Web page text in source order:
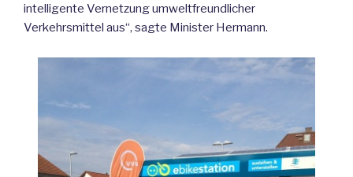
intelligente Vernetzung umweltfreundlicher
Verkehrsmittel aus“, sagte Minister Hermann.